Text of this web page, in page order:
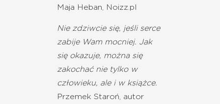
Maja Heban, Noizz.pl
Nie zdziwcie się, jeśli serce
zabije Wam mocniej. Jak
się okazuje, można się
zakochać nie tylko w
człowieku, ale i w książce.
Przemek Staroń, autor